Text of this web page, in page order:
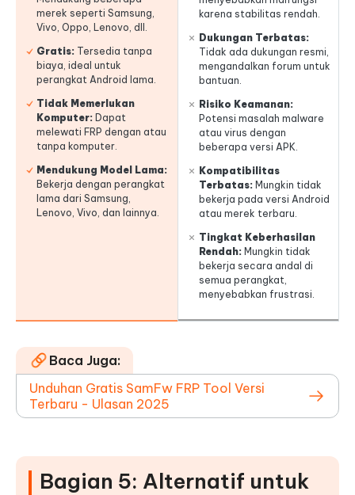
merek seperti Samsung,
Vivo, Oppo, Lenovo, dll.
Gratis: Tersedia tanpa
biaya, ideal untuk
perangkat Android lama.
Tidak Memerlukan
Komputer: Dapat
melewati FRP dengan atau
tanpa komputer.
Mendukung Model Lama:
Bekerja dengan perangkat
lama dari Samsung,
Lenovo, Vivo, dan lainnya.
karena stabilitas rendah.
Dukungan Terbatas:
Tidak ada dukungan resmi,
mengandalkan forum untuk
bantuan.
Risiko Keamanan:
Potensi masalah malware
atau virus dengan
beberapa versi APK.
Kompatibilitas
Terbatas: Mungkin tidak
bekerja pada versi Android
atau merek terbaru.
Tingkat Keberhasilan
Rendah: Mungkin tidak
bekerja secara andal di
semua perangkat,
menyebabkan frustrasi.
Baca Juga:
Unduhan Gratis SamFw FRP Tool Versi
Terbaru - Ulasan 2025
Bagian 5: Alternatif untuk